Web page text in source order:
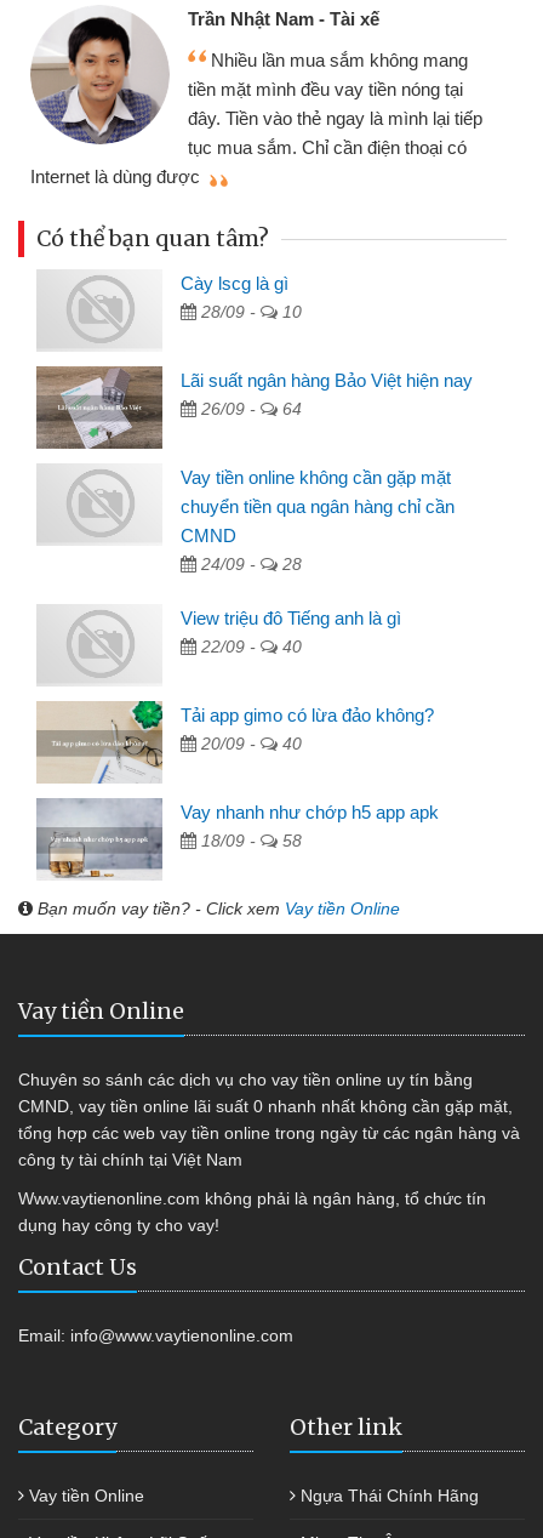
Trần Nhật Nam - Tài xế
Nhiều lần mua sắm không mang
tiền mặt mình đều vay tiền nóng tại
đây. Tiền vào thẻ ngay là mình lại tiếp
tục mua sắm. Chỉ cần điện thoại có
Internet là dùng được
Có thể bạn quan tâm?
Cày lscg là gì
28/09 - 10
Lãi suất ngân hàng Bảo Việt hiện nay
26/09 - 64
Vay tiền online không cần gặp mặt
chuyển tiền qua ngân hàng chỉ cần
CMND
24/09 - 28
View triệu đô Tiếng anh là gì
22/09 - 40
Tải app gimo có lừa đảo không?
20/09 - 40
Vay nhanh như chớp h5 app apk
18/09 - 58
Bạn muốn vay tiền? - Click xem Vay tiền Online
Vay tiền Online
Chuyên so sánh các dịch vụ cho vay tiền online uy tín bằng
CMND, vay tiền online lãi suất 0 nhanh nhất không cần gặp mặt,
tổng hợp các web vay tiền online trong ngày từ các ngân hàng và
công ty tài chính tại Việt Nam
Www.vaytienonline.com không phải là ngân hàng, tổ chức tín
dụng hay công ty cho vay!
Contact Us
Email: info@www.vaytienonline.com
Category
Vay tiền Online
Other link
Ngựa Thái Chính Hãng